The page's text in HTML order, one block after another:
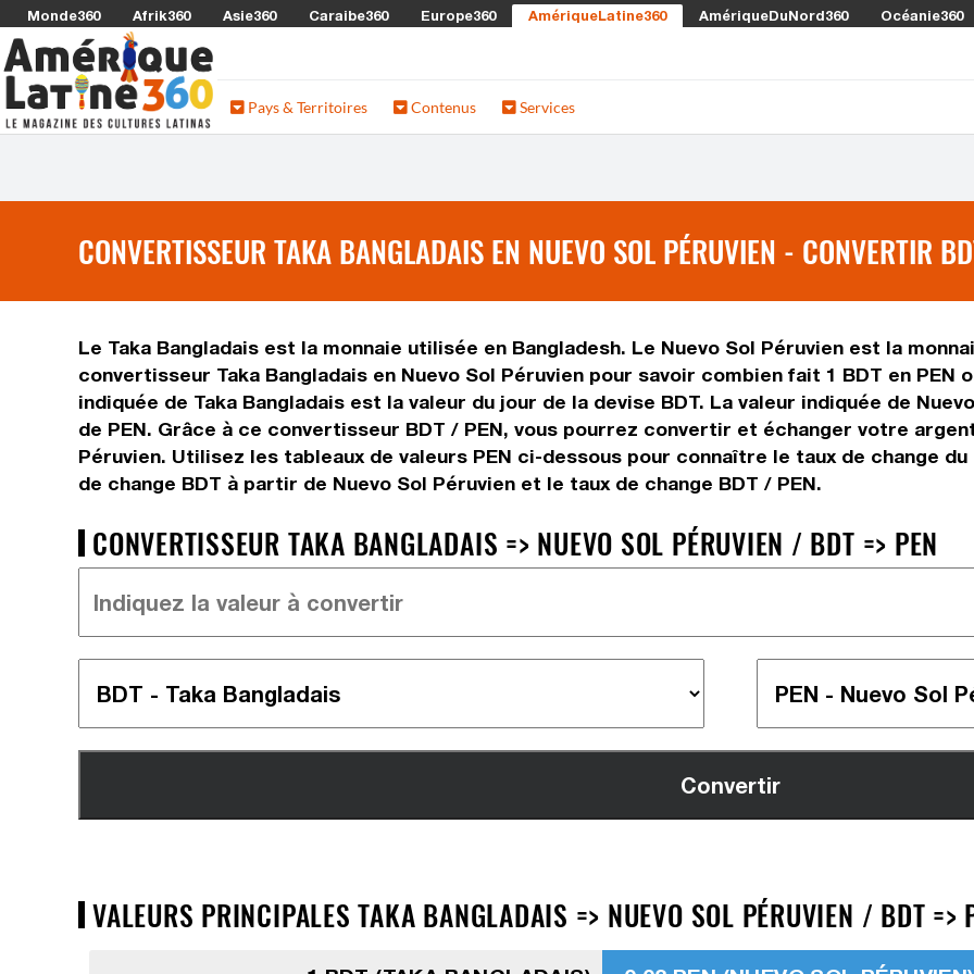
Monde360 Afrik360 Asie360 Caraibe360 Europe360 AmériqueLatine360 AmériqueDuNord360 Océanie360
Pays & Territoires Contenus Services
CONVERTISSEUR TAKA BANGLADAIS EN NUEVO SOL PÉRUVIEN - CONVERTIR
Le Taka Bangladais est la monnaie utilisée en Bangladesh. Le Nuevo Sol Péruvien est la
convertisseur Taka Bangladais en Nuevo Sol Péruvien pour savoir combien fait 1 BDT en PEN
indiquée de Taka Bangladais est la valeur du jour de la devise BDT. La valeur indiquée de
de PEN. Grâce à ce convertisseur BDT / PEN, vous pourrez convertir et échanger votre
Péruvien. Utilisez les tableaux de valeurs PEN ci-dessous pour connaître le taux de change
de change BDT à partir de Nuevo Sol Péruvien et le taux de change BDT / PEN.
CONVERTISSEUR TAKA BANGLADAIS => NUEVO SOL PÉRUVIEN / BDT => PEN
VALEURS PRINCIPALES TAKA BANGLADAIS => NUEVO SOL PÉRUVIEN / BDT =>